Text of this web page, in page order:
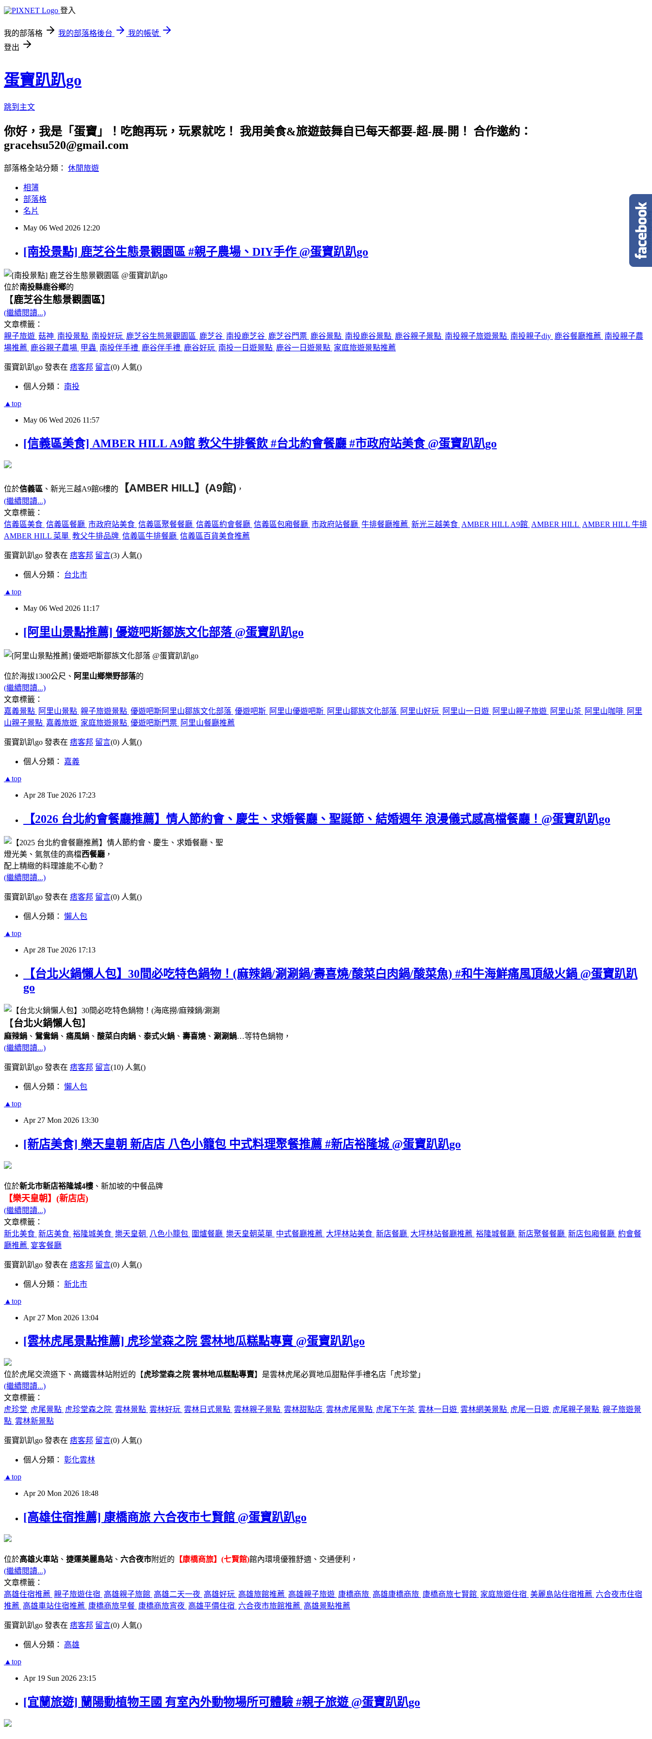
登入
我的部落格 我的部落格後台
我的帳號
登出
蛋寶趴趴go
跳到主文
你好，我是「蛋寶」！吃飽再玩，玩累就吃！ 我用美食&旅遊鼓舞自已每天都要-超-展-開！ 合作邀約：
gracehsu520@gmail.com
部落格全站分類： 休閒旅遊
相簿
部落格
名片
May 06 Wed 2026 12:20
[南投景點] 鹿芝谷生態景觀園區 #親子農場、DIY手作 @蛋寶趴趴go
位於南投縣鹿谷鄉的
【鹿芝谷生態景觀園區】
(繼續閱讀...)
文章標籤：
親子旅遊 菇神 南投景點 南投好玩 鹿芝谷生態景觀園區 鹿芝谷 南投鹿芝谷 鹿芝谷門票 鹿谷景點 南投鹿谷景點 鹿谷親子景點 南投親子旅遊景點 南投親子diy 鹿谷餐廳推薦 南投親子農
場推薦 鹿谷親子農場 甲蟲 南投伴手禮 鹿谷伴手禮 鹿谷好玩 南投一日遊景點 鹿谷一日遊景點 家庭旅遊景點推薦
蛋寶趴趴go 發表在 痞客邦 留言(0) 人氣()
個人分類： 南投
▲top
May 06 Wed 2026 11:57
[信義區美食] AMBER HILL A9館 教父牛排餐飲 #台北約會餐廳 #市政府站美食 @蛋寶趴趴go
位於信義區 、新光三越A9館6樓的 【AMBER HILL】(A9館) ，
(繼續閱讀...)
文章標籤：
信義區美食 信義區餐廳 市政府站美食 信義區聚餐餐廳 信義區約會餐廳 信義區包廂餐廳 市政府站餐廳 牛排餐廳推薦 新光三越美食 AMBER HILL A9館 AMBER HILL AMBER HILL 牛排
AMBER HILL 菜單 教父牛排品牌 信義區牛排餐廳 信義區百貨美食推薦
蛋寶趴趴go 發表在 痞客邦 留言(3) 人氣()
個人分類： 台北市
▲top
May 06 Wed 2026 11:17
[阿里山景點推薦] 優遊吧斯鄒族文化部落 @蛋寶趴趴go
位於海拔1300公尺、 阿里山鄉樂野部落的
(繼續閱讀...)
文章標籤：
嘉義景點 阿里山景點 親子旅遊景點 優遊吧斯阿里山鄒族文化部落 優遊吧斯 阿里山優遊吧斯 阿里山鄒族文化部落 阿里山好玩 阿里山一日遊 阿里山親子旅遊 阿里山茶 阿里山咖啡 阿里
山親子景點 嘉義旅遊 家庭旅遊景點 優遊吧斯門票 阿里山餐廳推薦
蛋寶趴趴go 發表在 痞客邦 留言(0) 人氣()
個人分類： 嘉義
▲top
Apr 28 Tue 2026 17:23
【2026 台北約會餐廳推薦】情人節約會、慶生、求婚餐廳、聖誕節、結婚週年 浪漫儀式感高檔餐廳！@蛋寶趴趴go
燈光美、氣氛佳的高檔西餐廳 ，
配上精緻的料理誰能不心動？
(繼續閱讀...)
蛋寶趴趴go 發表在 痞客邦 留言(0) 人氣()
個人分類： 懶人包
▲top
Apr 28 Tue 2026 17:13
【台北火鍋懶人包】30間必吃特色鍋物！(麻辣鍋/涮涮鍋/壽喜燒/酸菜白肉鍋/酸菜魚) #和牛海鮮痛風頂級火鍋 @蛋寶趴趴
go
【台北火鍋懶人包】
麻辣鍋 、 鴛鴦鍋 、 痛風鍋 、 酸菜白肉鍋 、 泰式火鍋 、 壽喜燒 、 涮涮鍋…等特色鍋物，
(繼續閱讀...)
蛋寶趴趴go 發表在 痞客邦 留言(10) 人氣()
個人分類： 懶人包
▲top
Apr 27 Mon 2026 13:30
[新店美食] 樂天皇朝 新店店 八色小籠包 中式料理聚餐推薦 #新店裕隆城 @蛋寶趴趴go
位於新北市新店裕隆城4樓 、新加坡的中餐品牌
【樂天皇朝】(新店店)
(繼續閱讀...)
文章標籤：
新北美食 新店美食 裕隆城美食 樂天皇朝 八色小籠包 圍爐餐廳 樂天皇朝菜單 中式餐廳推薦 大坪林站美食 新店餐廳 大坪林站餐廳推薦 裕隆城餐廳 新店聚餐餐廳 新店包廂餐廳 約會餐
廳推薦 宴客餐廳
蛋寶趴趴go 發表在 痞客邦 留言(0) 人氣()
個人分類： 新北市
▲top
Apr 27 Mon 2026 13:04
[雲林虎尾景點推薦] 虎珍堂森之院 雲林地瓜糕點專賣 @蛋寶趴趴go
位於虎尾交流道下、高鐵雲林站附近的【虎珍堂森之院 雲林地瓜糕點專賣】是雲林虎尾必買地瓜甜點伴手禮名店「虎珍堂」
(繼續閱讀...)
文章標籤：
虎珍堂 虎尾景點 虎珍堂森之院 雲林景點 雲林好玩 雲林日式景點 雲林親子景點 雲林甜點店 雲林虎尾景點 虎尾下午茶 雲林一日遊 雲林網美景點 虎尾一日遊 虎尾親子景點 親子旅遊景
點 雲林新景點
蛋寶趴趴go 發表在 痞客邦 留言(0) 人氣()
個人分類： 彰化雲林
▲top
Apr 20 Mon 2026 18:48
[高雄住宿推薦] 康橋商旅 六合夜市七賢館 @蛋寶趴趴go
位於高雄火車站 、 捷運美麗島站 、 六合夜市附近的 【康橋商旅】(七賢館)館內環境優雅舒適、交通便利，
(繼續閱讀...)
文章標籤：
高雄住宿推薦 親子旅遊住宿 高雄親子旅館 高雄二天一夜 高雄好玩 高雄旅館推薦 高雄親子旅遊 康橋商旅 高雄康橋商旅 康橋商旅七賢館 家庭旅遊住宿 美麗島站住宿推薦 六合夜市住宿
推薦 高雄車站住宿推薦 康橋商旅早餐 康橋商旅宵夜 高雄平價住宿 六合夜市旅館推薦 高雄景點推薦
蛋寶趴趴go 發表在 痞客邦 留言(0) 人氣()
個人分類： 高雄
▲top
Apr 19 Sun 2026 23:15
[宜蘭旅遊] 蘭陽動植物王國 有室內外動物場所可體驗 #親子旅遊 @蛋寶趴趴go